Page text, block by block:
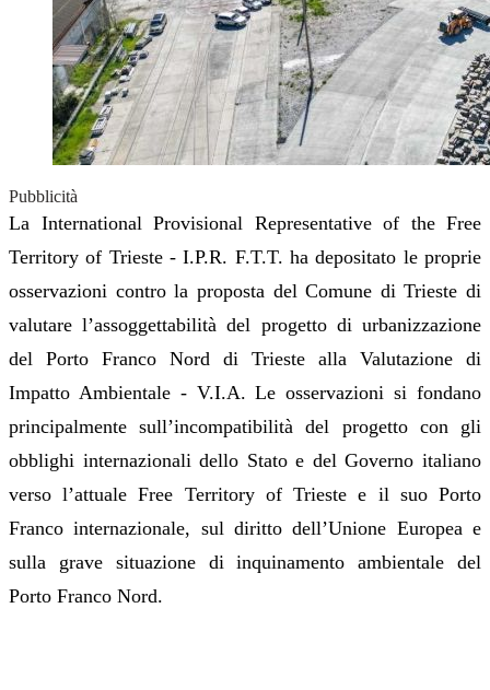
Pubblicità
La International Provisional Representative of the Free
Territory of Trieste - I.P.R. F.T.T. ha depositato le proprie
osservazioni contro la proposta del Comune di Trieste di
valutare l’assoggettabilità del progetto di urbanizzazione
del Porto Franco Nord di Trieste alla Valutazione di
Impatto Ambientale - V.I.A.Le osservazioni si fondano
principalmente sull’incompatibilità del progetto con gli
obblighi internazionali dello Stato e del Governo italiano
verso l’attuale Free Territory of Trieste e il suo Porto
Franco internazionale, sul diritto dell’Unione Europea e
sulla grave situazione di inquinamento ambientale del
Porto Franco Nord.